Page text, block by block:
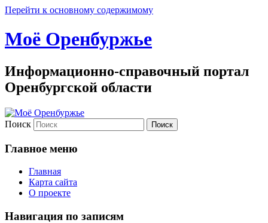
Перейти к основному содержимому
Моё Оренбуржье
Информационно-справочный портал
Оренбургской области
Поиск
Главное меню
Главная
Карта сайта
О проекте
Навигация по записям